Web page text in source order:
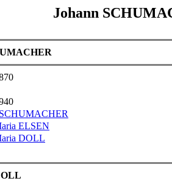
Johann
ELSEN
DOLL